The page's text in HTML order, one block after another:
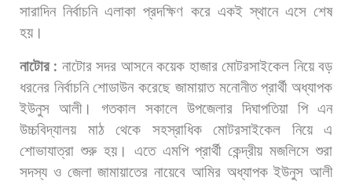
সারাদিন নির্বাচনি এলাকা প্রদক্ষিণ করে একই স্থানে এসে শেষ
হয়।
নাটোর: নাটোর সদর আসনে কয়েক হাজার মোটরসাইকেল নিয়ে বড়
ধরনের নির্বাচনি শোডাউন করেছে জামায়াত মনোনীত প্রার্থী অধ্যাপক
ইউনুস আলী। গতকাল সকালে উপজেলার দিঘাপতিয়া পি এন
উচ্চবিদ্যালয়
মাঠ থেকে সহস্রাধিক মোটরসাইকেল নিয়ে
এ
শোভাযাত্রা শুরু হয়। এতে এমপি প্রার্থী কেন্দ্রীয় মজলিসে শুরা
সদস্য ও জেলা জামায়াতের নায়েবে আমির অধ্যাপক ইউনুস আলী